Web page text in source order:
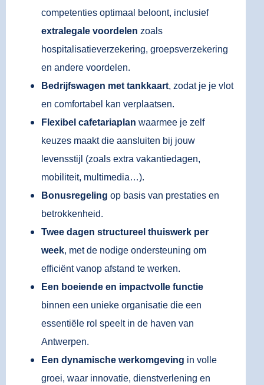
competenties optimaal beloont, inclusief
extralegale voordelen zoals
hospitalisatieverzekering, groepsverzekering
en andere voordelen.
Bedrijfswagen met tankkaart, zodat je je vlot
en comfortabel kan verplaatsen.
Flexibel cafetariaplan waarmee je zelf
keuzes maakt die aansluiten bij jouw
levensstijl (zoals extra vakantiedagen,
mobiliteit, multimedia…).
Bonusregeling op basis van prestaties en
betrokkenheid.
Twee dagen structureel thuiswerk per
week, met de nodige ondersteuning om
efficiënt vanop afstand te werken.
Een boeiende en impactvolle functie
binnen een unieke organisatie die een
essentiële rol speelt in de haven van
Antwerpen.
Een dynamische werkomgeving in volle
groei, waar innovatie, dienstverlening en